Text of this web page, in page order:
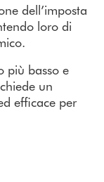
dell’imposta
loro di
più basso e
un
efficace per